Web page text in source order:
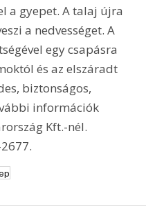
a gyepet. A talaj újra
a nedvességet. A
egy csapásra
és az elszáradt
biztonságos,
információk
Kft.-nél.